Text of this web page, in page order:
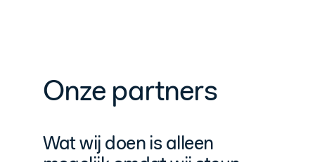
Onze partners
Wat wij doen is alleen